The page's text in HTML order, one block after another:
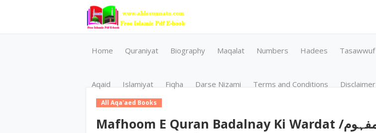
Home Quraniyat Biography Maqalat Numbers Hadees Tasawwuf
Aqaid Islamiyat Fiqha Darse Nizami Terms and Conditions Disclaimer
All Aqa'aed Books
Mafhoom E Quran Badalnay Ki Wardat ‎/مفہوم